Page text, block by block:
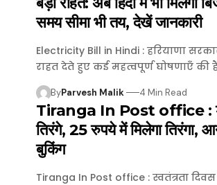
समय सीमा भी तय, देखें जानकारी
Electricity Bill in Hindi : हरियाणा
राहत देते हुए कई महत्वपूर्ण घोषणाएँ की
ByParvesh Malik 4 Min Read
Tiranga In Post office :
तिरंगे, 25 रुपये में मिलेगा तिरंगा,
बुकिंग
Tiranga In Post office : स्वतंत्रता